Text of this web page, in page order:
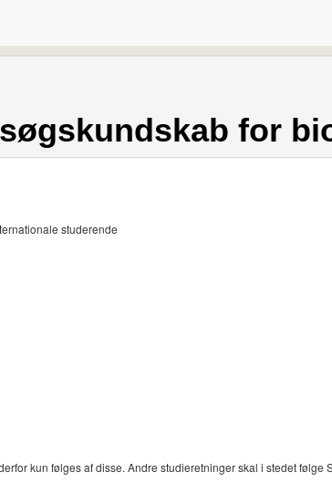
for
studerende
kun følges af disse. Andre studieretninger skal i stedet følge